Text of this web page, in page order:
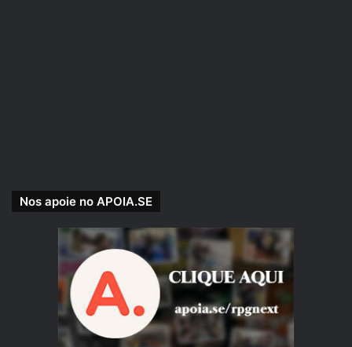
SUPORTE NOSSA CAUSA!
Nossa Campanha do PADRIM está no AR! Acesse e
veja nossas Metas e Recompensas para os patronos.
https://www.padrim.com.br/rpgnext
Nos apoie no APOIA.SE